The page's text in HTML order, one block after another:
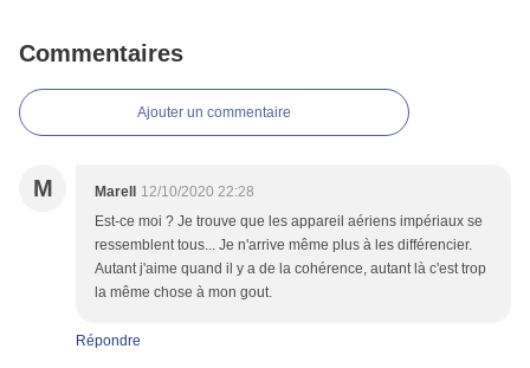
Commentaires
Ajouter un commentaire
M Marell
12/10/2020 22:28
Est-ce moi ? Je trouve que les appareil aériens impériaux se
ressemblent tous... Je n'arrive même plus à les différencier.
Autant j'aime quand il y a de la cohérence, autant là c'est trop
la même chose à mon gout.
Répondre